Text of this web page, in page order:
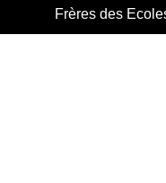
Frères des